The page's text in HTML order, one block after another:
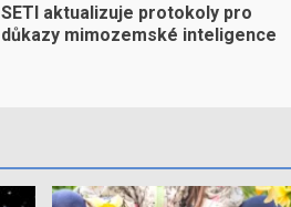
SETI aktualizuje protokoly pro
důkazy mimozemské inteligence